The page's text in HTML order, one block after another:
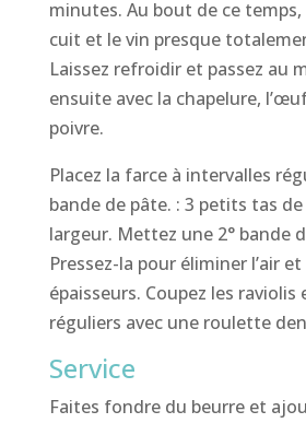
minutes. Au bout de ce
cuit et le vin presque
Laissez refroidir et passez au
ensuite avec la chapelure,
poivre.
Placez la farce à intervalles
bande de pâte. : 3 petits tas
largeur. Mettez une 2° bande
Pressez-la pour éliminer l’air
épaisseurs. Coupez les raviolis
réguliers avec une roulette
Service
Faites fondre du beurre et